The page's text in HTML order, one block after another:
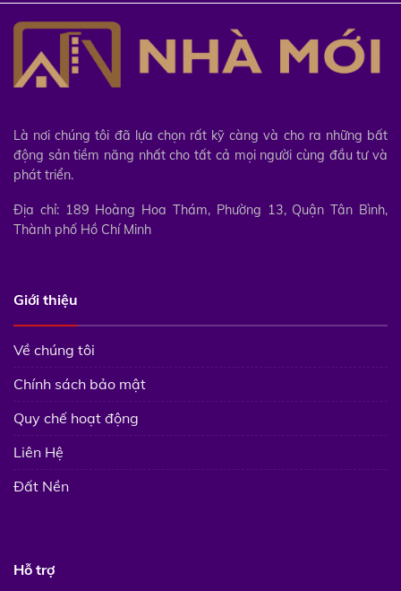
Là nơi chúng tôi đã lựa chọn rất kỹ càng và cho ra những bất
động sản tiềm năng nhất cho tất cả mọi người cùng đầu tư và
phát triển.
Địa chỉ: 189 Hoàng Hoa Thám, Phường 13, Quận Tân Bình,
Thành phố Hồ Chí Minh
Giới thiệu
Về chúng tôi
Chính sách bảo mật
Quy chế hoạt động
Liên Hệ
Đất Nền
Hỗ trợ